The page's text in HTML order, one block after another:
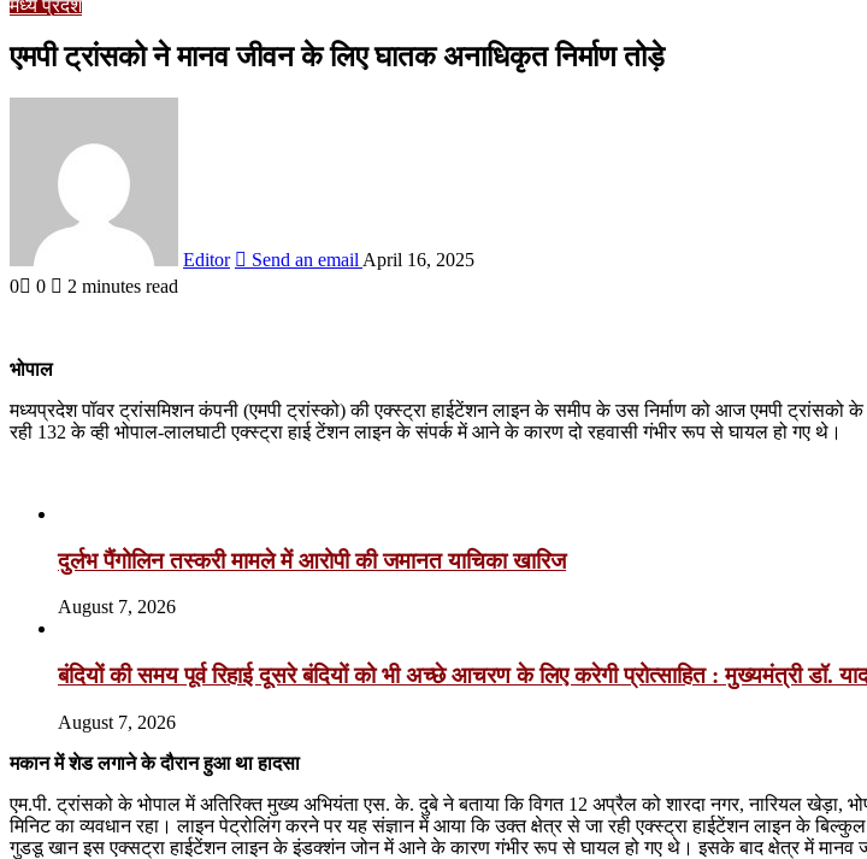
मध्य प्रदेश
एमपी ट्रांसको ने मानव जीवन के लिए घातक अनाधिकृत निर्माण तोड़े
Editor Send an email April 16, 2025
0
0 2 minutes read
भोपाल
मध्यप्रदेश पॉवर ट्रांसमिशन कंपनी (एमपी ट्रांस्को) की एक्स्ट्रा हाईटेंशन लाइन के समीप के उस निर्माण को आज एमपी ट्रांसको
रही 132 के व्ही भोपाल-लालघाटी एक्स्ट्रा हाई टेंशन लाइन के संपर्क में आने के कारण दो रहवासी गंभीर रूप से घायल हो गए थे।
दुर्लभ पैंगोलिन तस्करी मामले में आरोपी की जमानत याचिका खारिज
August 7, 2026
बंदियों की समय पूर्व रिहाई दूसरे बंदियों को भी अच्छे आचरण के लिए करेगी प्रोत्साहित : मुख्यमंत्री डॉ.
August 7, 2026
मकान में शेड लगाने के दौरान हुआ था हादसा
एम.पी. ट्रांसको के भोपाल में अतिरिक्त मुख्य अभियंता एस. के. दुबे ने बताया कि विगत 12 अप्रैल को शारदा नगर, नारियल खेड़ा,
मिनिट का व्यवधान रहा। लाइन पेट्रोलिंग करने पर यह संज्ञान में आया कि उक्त क्षेत्र से जा रही एक्स्ट्रा हाईटेंशन लाइन के
गुडडू खान इस एक्सट्रा हाईटेंशन लाइन के इंडक्शंन जोन में आने के कारण गंभीर रूप से घायल हो गए थे। इसके बाद क्षेत्र में मानव